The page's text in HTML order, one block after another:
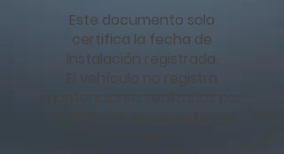
Este documento solo
certifica la fecha de
instalación registrada.
El vehículo no registra